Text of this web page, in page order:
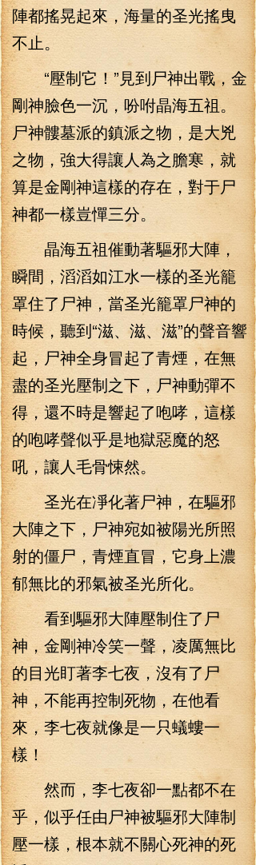
陣都搖晃起來，海量的圣光搖曳
不止。
“壓制它！”見到尸神出戰，金
剛神臉色一沉，吩咐晶海五祖。
尸神髏墓派的鎮派之物，是大兇
之物，強大得讓人為之膽寒，就
算是金剛神這樣的存在，對于尸
神都一樣豈憚三分。
晶海五祖催動著驅邪大陣，
瞬間，滔滔如江水一樣的圣光籠
罩住了尸神，當圣光籠罩尸神的
時候，聽到“滋、滋、滋”的聲音響
起，尸神全身冒起了青煙，在無
盡的圣光壓制之下，尸神動彈不
得，還不時是響起了咆哮，這樣
的咆哮聲似乎是地獄惡魔的怒
吼，讓人毛骨悚然。
圣光在凈化著尸神，在驅邪
大陣之下，尸神宛如被陽光所照
射的僵尸，青煙直冒，它身上濃
郁無比的邪氣被圣光所化。
看到驅邪大陣壓制住了尸
神，金剛神冷笑一聲，凌厲無比
的目光盯著李七夜，沒有了尸
神，不能再控制死物，在他看
來，李七夜就像是一只蟻螻一
樣！
然而，李七夜卻一點都不在
乎，似乎任由尸神被驅邪大陣制
壓一樣，根本就不關心死神的死